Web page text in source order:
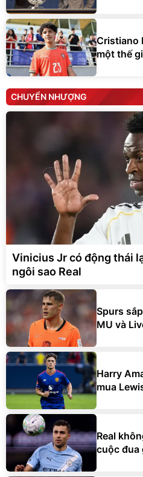
Cristiano
một thế
CHUYỂN NHƯỢNG
Vinicius Jr có động thái
ngôi sao Real
Spurs
MU và
Harry
mua
Real
cuộc đua